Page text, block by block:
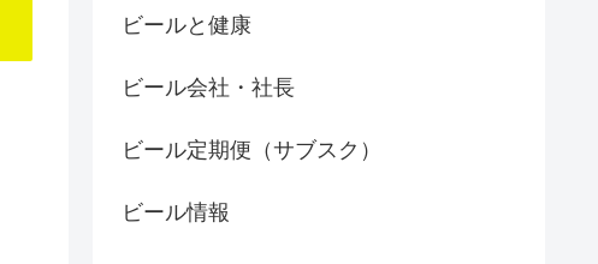
ビールと健康
ビール会社・社長
ビール定期便（サブスク）
ビール情報